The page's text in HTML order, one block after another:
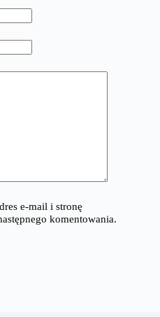
e-mail i stronę
komentowania.